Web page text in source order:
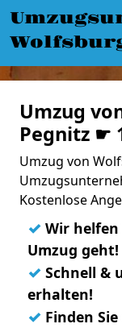
Umzug
Pegnitz ☛
Umzug von
Kostenlose
✓ Wir
Umzug geht!
✓ Schnell &
erhalten!
✓ Finden